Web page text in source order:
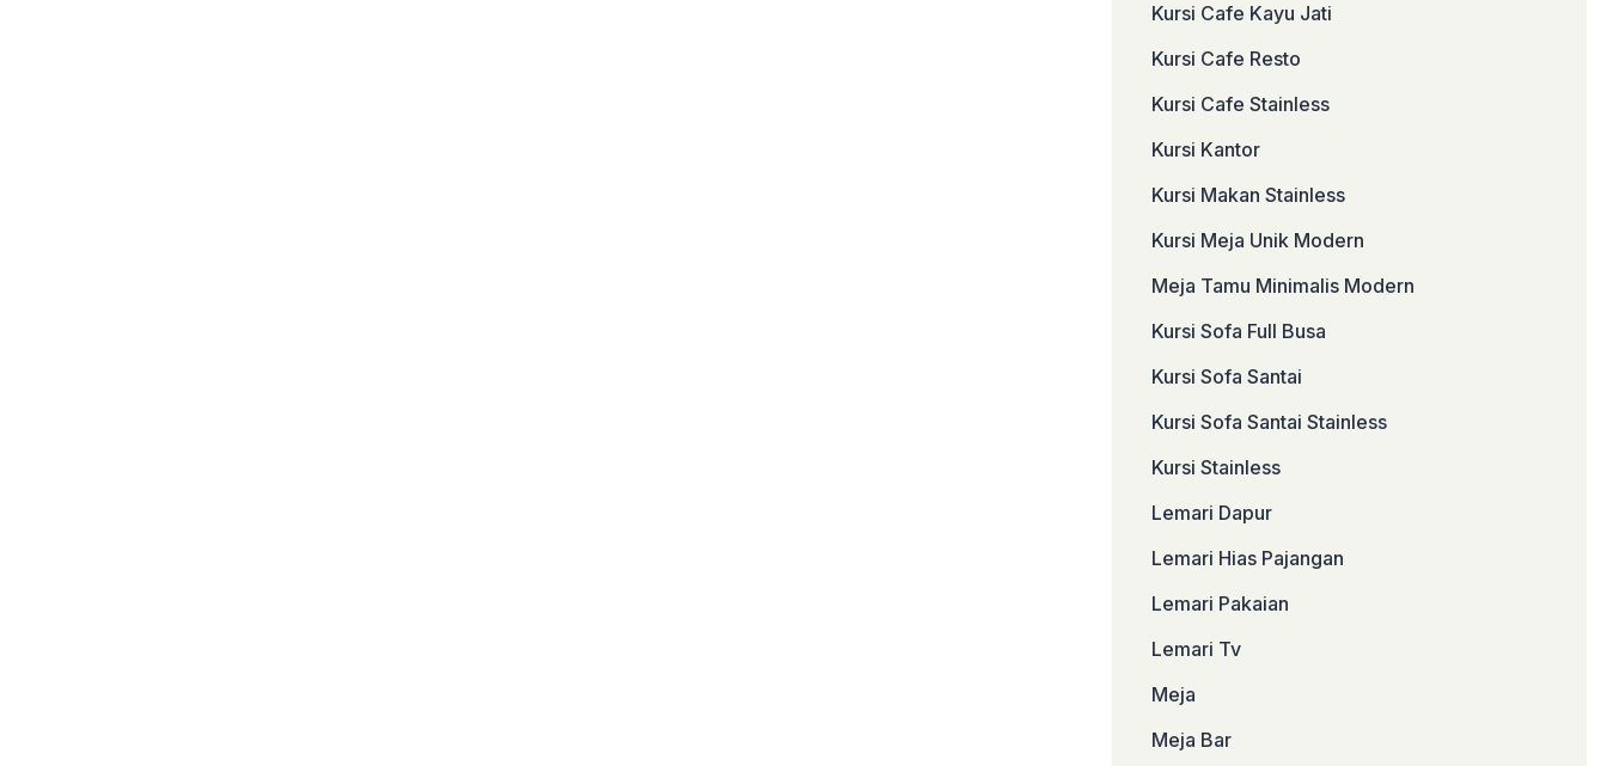
Kursi Cafe Kayu Jati
Kursi Cafe Resto
Kursi Cafe Stainless
Kursi Kantor
Kursi Makan Stainless
Kursi Meja Unik Modern
Meja Tamu Minimalis Modern
Kursi Sofa Full Busa
Kursi Sofa Santai
Kursi Sofa Santai Stainless
Kursi Stainless
Lemari Dapur
Lemari Hias Pajangan
Lemari Pakaian
Lemari Tv
Meja
Meja Bar